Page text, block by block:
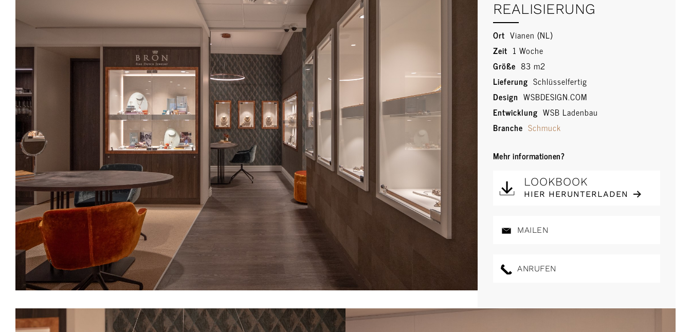
REALISIERUNG
Ort Vianen (NL)
Zeit 1 Woche
Größe 83 m2
Lieferung Schlüsselfertig
Design WSBDESIGN.COM
Entwicklung WSB Ladenbau
Branche Schmuck
Mehr informationen?
LOOKBOOK
HIER HERUNTERLADEN
MAILEN
ANRUFEN